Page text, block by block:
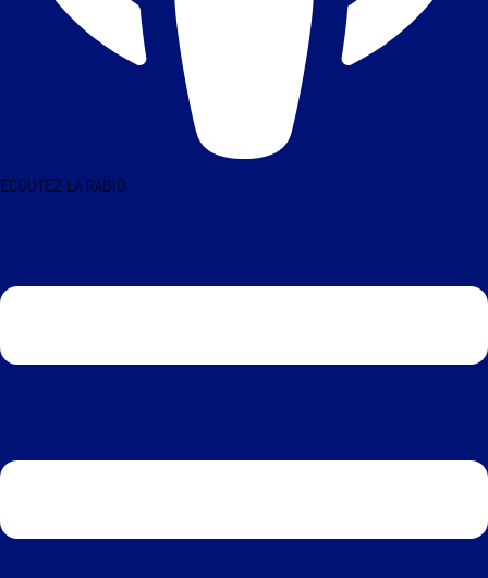
ÉCOUTEZ LA RADIO